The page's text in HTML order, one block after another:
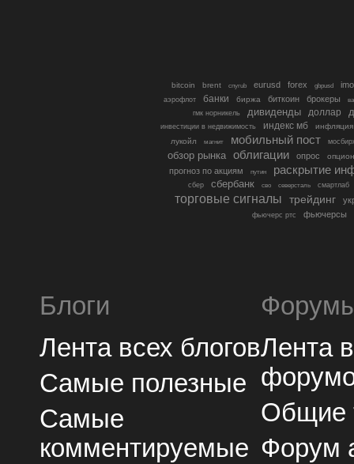
bitcoin brent cnyrub eurusd forex gbpusd
аэрофлот банки биржа биткоин брокеры
гмк норникель
дивиденды доллар
инвестиции в недвижимость индекс мб
инфляция
лукойл
магнит мобильный пост
обзор рынка облигации опрос
прогноз по акциям путин раскрытие
сбер сбербанк сво северсталь смартлаб
торговые сигналы трейдинг
фьючерс ртс фьючерсы
Блоги
Лента всех блогов
Самые полезные
Самые
комментируемые
Лента
Общие
Форум